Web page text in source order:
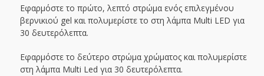
Εφαρμόστε το πρώτο, λεπτό στρώμα ενός επιλεγμένου
βερνικιού gel και πολυμερίστε το στη λάμπα Multi LED για
30 δευτερόλεπτα.
Εφαρμόστε το δεύτερο στρώμα χρώματος και πολυμερίστε
στη λάμπα Multi Led για 30 δευτερόλεπτα.